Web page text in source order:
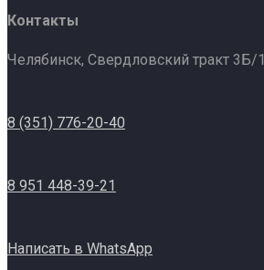
Контакты
Челябинск, Свердловский тракт 3Б/1
8 (351) 776-20-40
8 951 448-39-21
Написать в WhatsApp